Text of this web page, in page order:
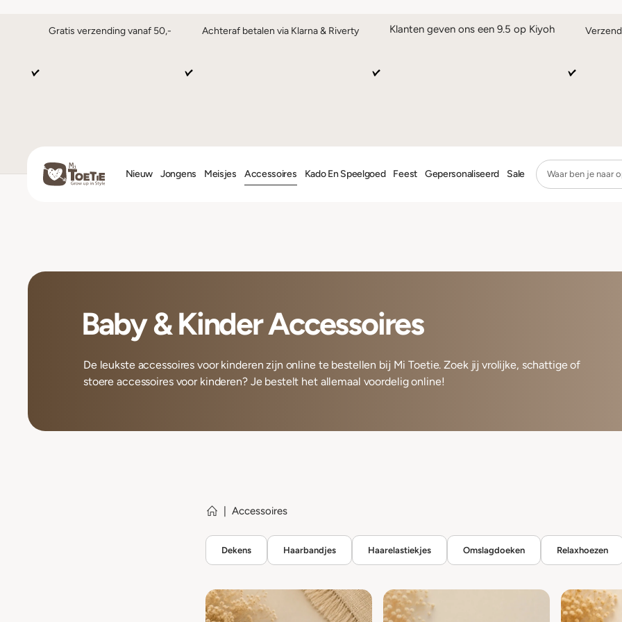
Gratis verzending vanaf 50,- Achteraf betalen via Klarna & Riverty Klanten geven ons een 9.5 op Kiyoh
Nieuw Jongens Meisjes Accessoires Kado En Speelgoed Feest Gepersonaliseerd Sale
Baby & Kinder Accessoires
De leukste accessoires voor kinderen zijn online te bestellen bij Mi Toetie. Zoek jij vrolijke, schattige of
stoere accessoires voor kinderen? Je bestelt het allemaal voordelig online!
Accessoires
Dekens Haarbandjes Haarelastiekjes Omslagdoeken Relaxhoezen